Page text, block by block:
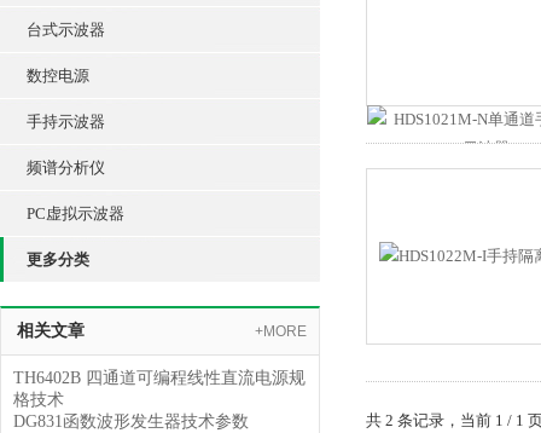
台式示波器
数控电源
手持示波器
频谱分析仪
PC虚拟示波器
更多分类
相关文章 +MORE
TH6402B 四通道可编程线性直流电源规
格技术
DG831函数波形发生器技术参数
共 2 条记录，当前 1 / 1